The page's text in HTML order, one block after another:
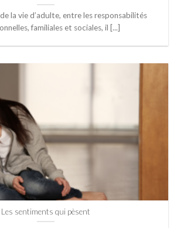
la vie d’adulte, entre les responsabilités
familiales et sociales, il [...]
Les sentiments qui pèsent